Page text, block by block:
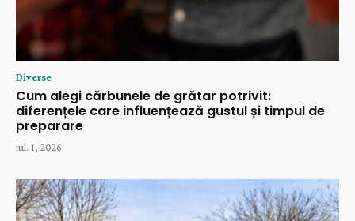
Diverse
Cum alegi cărbunele de grătar potrivit:
diferențele care influențează gustul și timpul de
preparare
iul. 1, 2026